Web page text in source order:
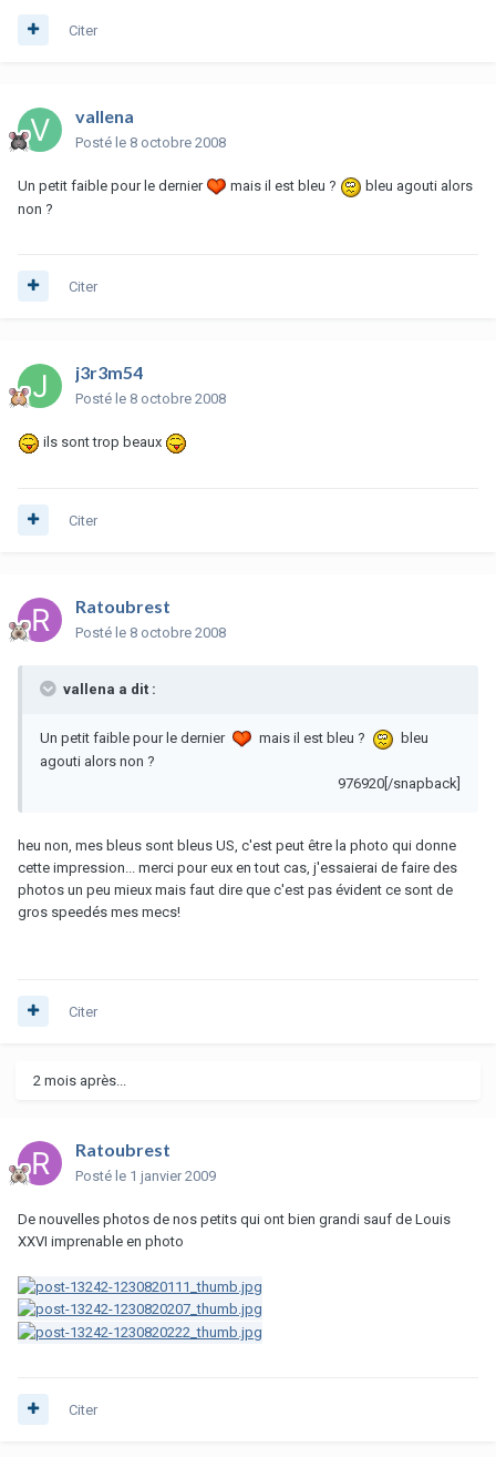
Citer
vallena
Posté le 8 octobre 2008
Un petit faible pour le dernier mais il est bleu ?
bleu agouti alors
non ?
Citer
j3r3m54
Posté le 8 octobre 2008
ils sont trop beaux
Citer
Ratoubrest
Posté le 8 octobre 2008
vallena a dit :
Un petit faible pour le dernier mais il est bleu ?
bleu
agouti alors non ?
976920[/snapback]
heu non, mes bleus sont bleus US, c'est peut être la photo qui donne
cette impression... merci pour eux en tout cas, j'essaierai de faire des
photos un peu mieux mais faut dire que c'est pas évident ce sont de
gros speedés mes mecs!
Citer
2 mois après...
Ratoubrest
Posté le 1 janvier 2009
De nouvelles photos de nos petits qui ont bien grandi sauf de Louis
XXVI imprenable en photo
Citer